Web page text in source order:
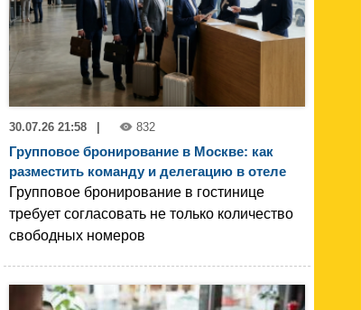
30.07.26 21:58 832
Групповое бронирование в Москве: как
разместить команду и делегацию в отеле
Групповое бронирование в гостинице
требует согласовать не только количество
свободных номеров